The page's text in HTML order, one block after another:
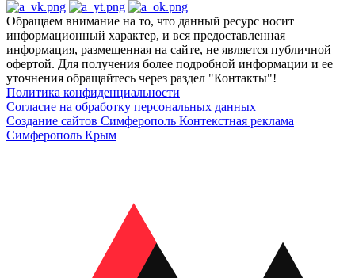
Обращаем внимание на то, что данный ресурс носит
информационный характер, и вся предоставленная
информация, размещенная на сайте, не является публичной
офертой. Для получения более подробной информации и ее
уточнения обращайтесь через раздел "Контакты"!
Политика конфиденциальности
Согласие на обработку персональных данных
Создание сайтов Симферополь Контекстная реклама
Симферополь Крым